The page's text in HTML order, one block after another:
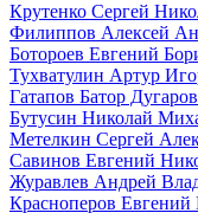
Крутенко Сергей
Филиппов Алексей
Ботороев Евгений
Тухватулин Артур
Гатапов Батор
Бутусин Николай
Метелкин Сергей
Савинов Евгений
Журавлев Андрей
Красноперов Евгений